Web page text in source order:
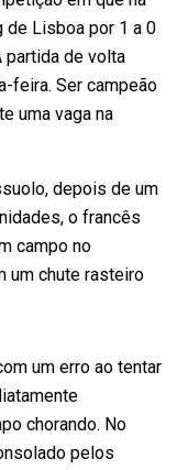
de Lisboa por 1 a 0
partida de volta
feira. Ser campeão
uma vaga na
depois de um
o francês
campo no
um chute rasteiro
um erro ao tentar
chorando. No
pelos